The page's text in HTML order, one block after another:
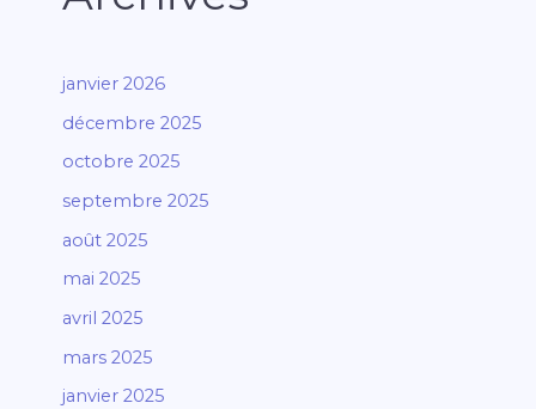
janvier 2026
décembre 2025
octobre 2025
septembre 2025
août 2025
mai 2025
avril 2025
mars 2025
janvier 2025